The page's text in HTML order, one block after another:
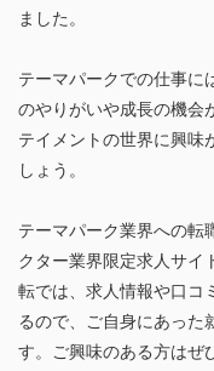
ました。
テーマパークでの仕事に
のやりがいや成長の機会
テイメントの世界に興味
しょう。
テーマパーク業界への転
クター業界限定求人サイ
転では、求人情報や口コ
るので、ご自身にあった
す。ご興味のある方はぜ